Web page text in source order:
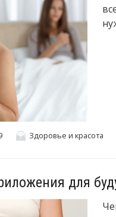
Здоровье и красота
для